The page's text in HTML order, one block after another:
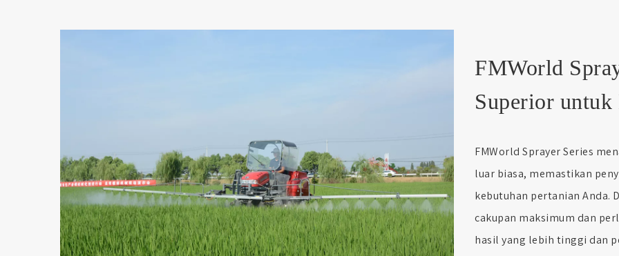
FMWorld
Superior untuk
FMWorld Sprayer Series
luar biasa, memastikan
kebutuhan pertanian Anda.
cakupan maksimum dan
hasil yang lebih tinggi dan